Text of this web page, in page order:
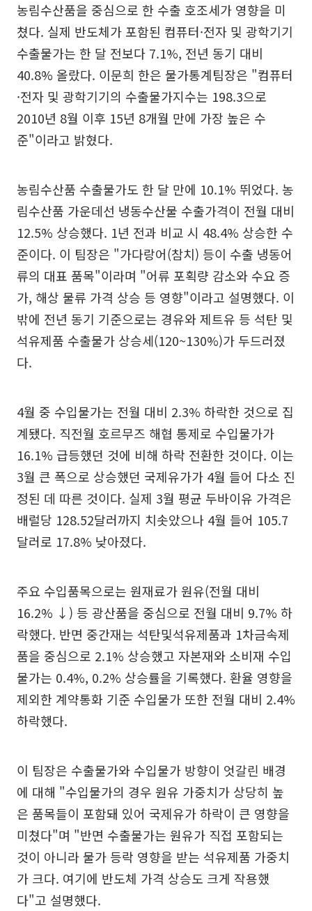
농림수산품을 중심으로 한 수출 호조세가 영향을 미
쳤다. 실제 반도체가 포함된 컴퓨터·전자 및 광학기기
수출물가는 한 달 전보다 7.1%, 전년 동기 대비
40.8% 올랐다. 이문희 한은 물가통계팀장은 "컴퓨터
·전자 및 광학기기의 수출물가지수는 198.3으로
2010년 8월 이후 15년 8개월 만에 가장 높은 수
준"이라고 밝혔다.
농림수산품 수출물가도 한 달 만에 10.1% 뛰었다. 농
림수산품 가운데선 냉동수산물 수출가격이 전월 대비
12.5% 상승했다. 1년 전과 비교 시 48.4% 상승한 수
준이다. 이 팀장은 "가다랑어(참치) 등이 수출 냉동어
류의 대표 품목"이라며 "어류 포획량 감소와 수요 증
가, 해상 물류 가격 상승 등 영향"이라고 설명했다. 이
밖에 전년 동기 기준으로는 경유와 제트유 등 석탄 및
석유제품 수출물가 상승세(120~130%)가 두드러졌
다.
4월 중 수입물가는 전월 대비 2.3% 하락한 것으로 집
계됐다. 직전월 호르무즈 해협 통제로 수입물가가
16.1% 급등했던 것에 비해 하락 전환한 것이다. 이는
3월 큰 폭으로 상승했던 국제유가가 4월 들어 다소 진
정된 데 따른 것이다. 실제 3월 평균 두바이유 가격은
배럴당 128.52달러까지 치솟았으나 4월 들어 105.7
달러로 17.8% 낮아졌다.
주요 수입품목으로는 원재료가 원유(전월 대비
16.2% ↓) 등 광산품을 중심으로 전월 대비 9.7% 하
락했다. 반면 중간재는 석탄및석유제품과 1차금속제
품을 중심으로 2.1% 상승했고 자본재와 소비재 수입
물가는 0.4%, 0.2% 상승률을 기록했다. 환율 영향을
제외한 계약통화 기준 수입물가 또한 전월 대비 2.4%
하락했다.
이 팀장은 수출물가와 수입물가 방향이 엇갈린 배경
에 대해 "수입물가의 경우 원유 가중치가 상당히 높
은 품목들이 포함돼 있어 국제유가 하락이 큰 영향을
미쳤다"며 "반면 수출물가는 원유가 직접 포함되는
것이 아니라 물가 등락 영향을 받는 석유제품 가중치
가 크다. 여기에 반도체 가격 상승도 크게 작용했
다"고 설명했다.